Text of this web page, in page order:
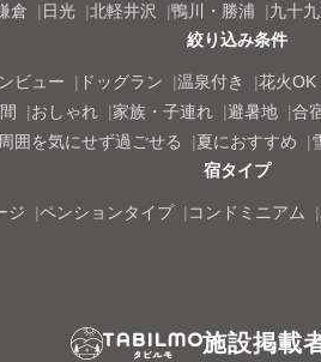
倉 日光 北軽井沢 鴨川・勝浦 九十
絞り込み条件
ビュー ドッグラン 温泉付き 花火OK
おしゃれ 家族・子連れ 避暑地 合
周囲を気にせず過ごせる 夏におすすめ
宿タイプ
ジ ペンションタイプ コンドミニアム
施設掲載